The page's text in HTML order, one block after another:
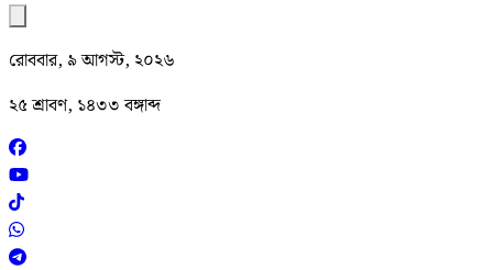
রোববার, ৯ আগস্ট, ২০২৬
২৫ শ্রাবণ, ১৪৩৩ বঙ্গাব্দ